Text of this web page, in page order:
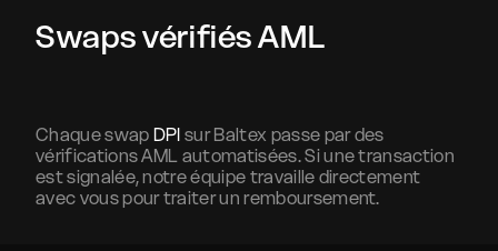
Swaps vérifiés AML
Chaque swap DPI sur Baltex passe par des
vérifications AML automatisées. Si une transaction
est signalée, notre équipe travaille directement
avec vous pour traiter un remboursement.